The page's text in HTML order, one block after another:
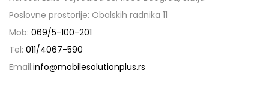
Poslovne prostorije: Obalskih radnika 11
Mob: 069/5-100-201
Tel: 011/4067-590
Email:info@mobilesolutionplus.rs